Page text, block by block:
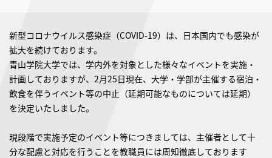
新型コロナウイルス感染症（COVID-19）は、日本国内でも感染が
拡大を続けております。
青山学院大学では、学内外を対象とした様々なイベントを実施・
計画しておりますが、2月25日現在、大学・学部が主催する宿泊・
飲食を伴うイベント等の中止（延期可能なものについては延期）
を決定いたしました。
現段階で実施予定のイベント等につきましては、主催者として十
分な配慮と対応を行うことを教職員には周知徹底しております